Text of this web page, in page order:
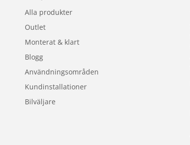
Alla produkter
Outlet
Monterat & klart
Blogg
Användningsområden
Kundinstallationer
Bilväljare